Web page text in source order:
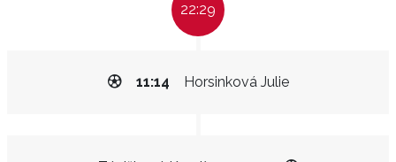
22:29
Horsinková Julie
11:14